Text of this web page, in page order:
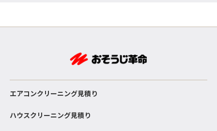
エアコンクリーニング見積り
ハウスクリーニング見積り